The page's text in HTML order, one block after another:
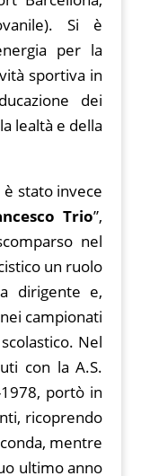
Si è
per la
sportiva in
dei
lealtà e della
è stato invece
Trio”,
nel
un ruolo
dirigente e,
campionati
Nel
con la A.S.
portò in
ricoprendo
mentre
ultimo anno